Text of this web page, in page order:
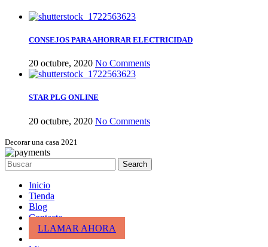
CONSEJOS PARA AHORRAR ELECTRICIDAD
20 octubre, 2020 No Comments
STAR PLG ONLINE
20 octubre, 2020 No Comments
Decorar una casa 2021
Search
Inicio
Tienda
Blog
Contacto
LLAMAR AHORA